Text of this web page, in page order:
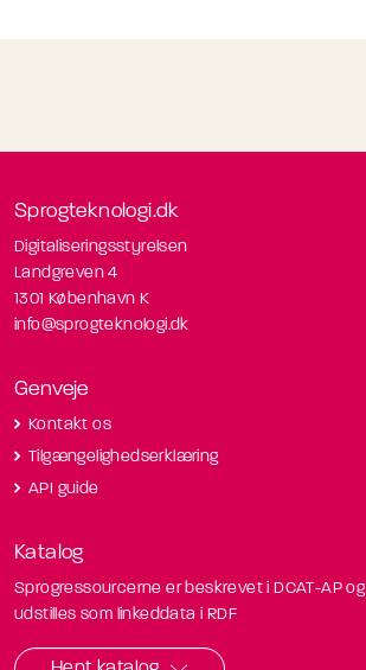
Sprogteknologi.dk
Digitaliseringsstyrelsen
Landgreven 4
1301 København K
info@sprogteknologi.dk
Genveje
Kontakt os
Tilgængelighedserklæring
API guide
Katalog
Sprogressourcerne er beskrevet i DCAT-AP og
udstilles som linkeddata i RDF